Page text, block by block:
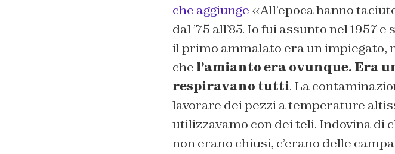
che aggiunge «All’epoca hanno
dal ’75 all’85. Io fui assunto nel 1957
il primo ammalato era un impiegato,
che l’amianto era ovunque. Era
respiravano tutti. La
lavorare dei pezzi a temperature
utilizzavamo con dei teli. Indovina di
non erano chiusi, c’erano delle